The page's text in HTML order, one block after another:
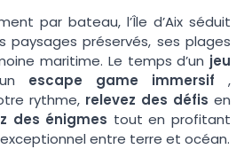
par bateau, l’Île d’Aix séduit
paysages préservés, ses plages
maritime. Le temps d’un jeu
escape game immersif
,
rythme, relevez des défis en
des énigmes tout en profitant
entre terre et océan.